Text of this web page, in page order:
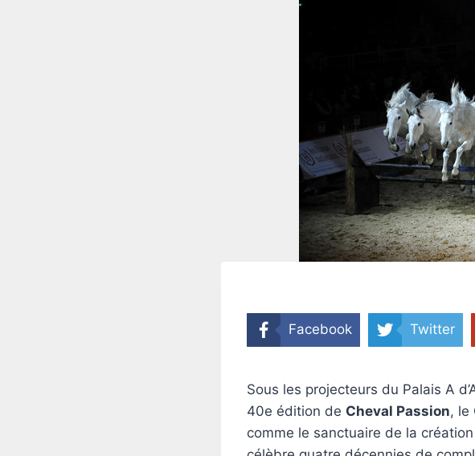
Facebook Twitter
Sous les projecteurs du Palais A
40e édition de Cheval Passion, le
comme le sanctuaire de la